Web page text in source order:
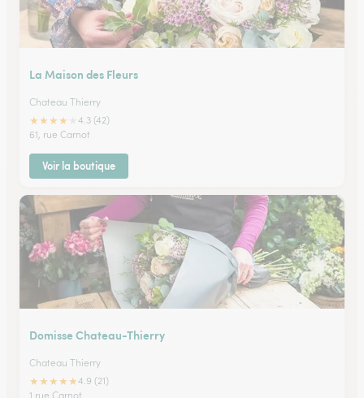
La Maison des Fleurs
Chateau Thierry
★★★★
4.3 (42)
61, rue Carnot
Voir la boutique
Domisse Chateau-Thierry
Chateau Thierry
★★★★★4.9 (21)
1 rue Carnot